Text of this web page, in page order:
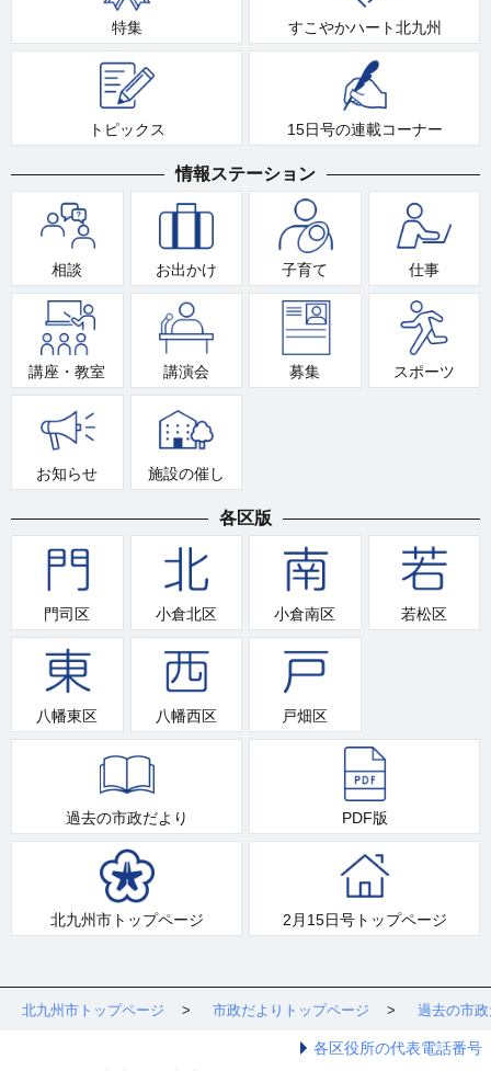
特集 すこやかハート北九州
トピックス 15日号の連載コーナー
情報ステーション
相談 お出かけ 子育て 仕事
講座・教室 講演会 募集 スポーツ
お知らせ 施設の催し
各区版
門司区 小倉北区 小倉南区 若松区
八幡東区 八幡西区 戸畑区
過去の市政だより PDF版
北九州市トップページ 2月15日号トップページ
北九州市トップページ 市政だよりトップページ 過去の市
各区役所の代表電話番号